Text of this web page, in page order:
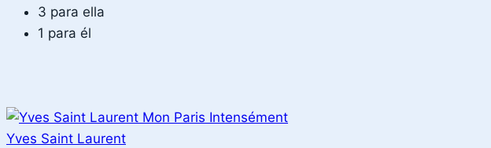
3 para ella
1 para él
Yves Saint Laurent